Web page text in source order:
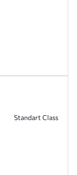
Standart Class